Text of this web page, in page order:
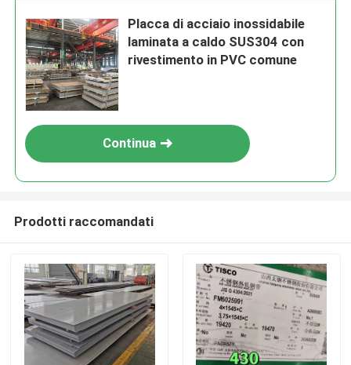
Placca di acciaio inossidabile
laminata a caldo SUS304 con
rivestimento in PVC comune
Continua
Prodotti raccomandati